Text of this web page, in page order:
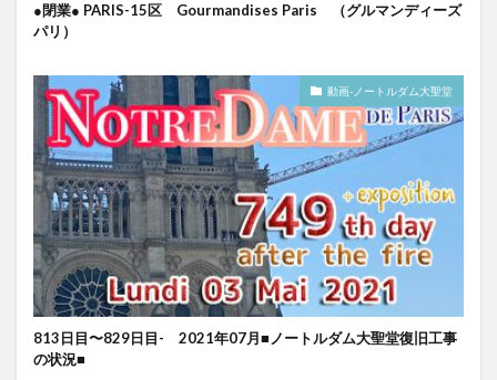
●閉業● PARIS-15区 Gourmandises Paris （グルマンディーズ
パリ）
動画-ノートルダム大聖堂
813日目〜829日目- 2021年07月■ノートルダム大聖堂復旧工事
の状況■